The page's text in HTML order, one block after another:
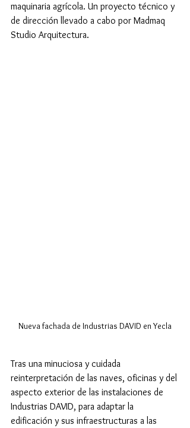
maquinaria agrícola. Un proyecto técnico y
de dirección llevado a cabo por Madmaq
Studio Arquitectura.
Nueva fachada de Industrias DAVID en Yecla
Tras una minuciosa y cuidada
reinterpretación de las naves, oficinas y del
aspecto exterior de las instalaciones de
Industrias DAVID, para adaptar la
edificación y sus infraestructuras a las